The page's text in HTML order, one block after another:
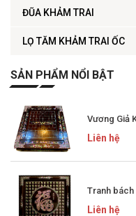
ĐŨA KHẢM TRAI
LỌ TĂM KHẢM TRAI ỐC
SẢN PHẨM NỔI BẬT
Vương Giả
Liên hệ
Tranh bách
Liên hệ